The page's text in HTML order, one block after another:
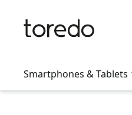
Smartphones & Tablets